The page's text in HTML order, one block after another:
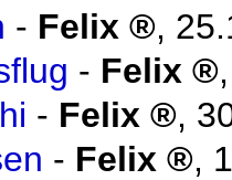
- Felix ,
- Felix
- Felix ,
- Felix ,